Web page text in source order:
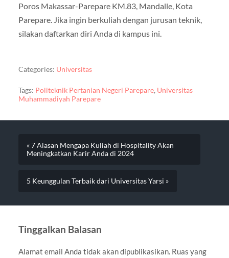
Poros Makassar-Parepare KM.83, Mandalle, Kota
Parepare. Jika ingin berkuliah dengan jurusan teknik,
silakan daftarkan diri Anda di kampus ini.
Categories: Universitas
Tags: Politeknik Pertanian Negeri Parepare, Universitas
Muhammadiyah Parepare
« 7 Alasan Mengapa Kuliah di Hospitality Akan
Meningkatkan Karir Anda di 2024
5 Keunggulan Terbaik dari Universitas Yarsi »
Tinggalkan Balasan
Alamat email Anda tidak akan dipublikasikan. Ruas yang